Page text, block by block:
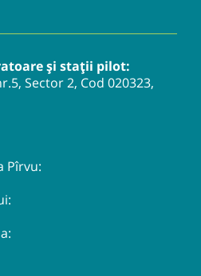
și stații pilot:
Sector 2, Cod 020323,
Pîrvu: